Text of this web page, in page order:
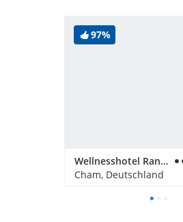
97%
Wellnesshotel Randsbergerhof
Cham, Deutschland